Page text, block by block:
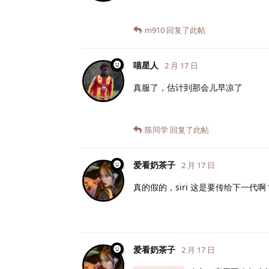
m910 回复了此帖
喵星人 2 月 17 日
真服了，估计到那会儿早凉了
陈同学 回复了此帖
爱看奶茶子 2 月 17 日
真的假的，siri 这是要传给下一代啊
爱看奶茶子 2 月 17 日